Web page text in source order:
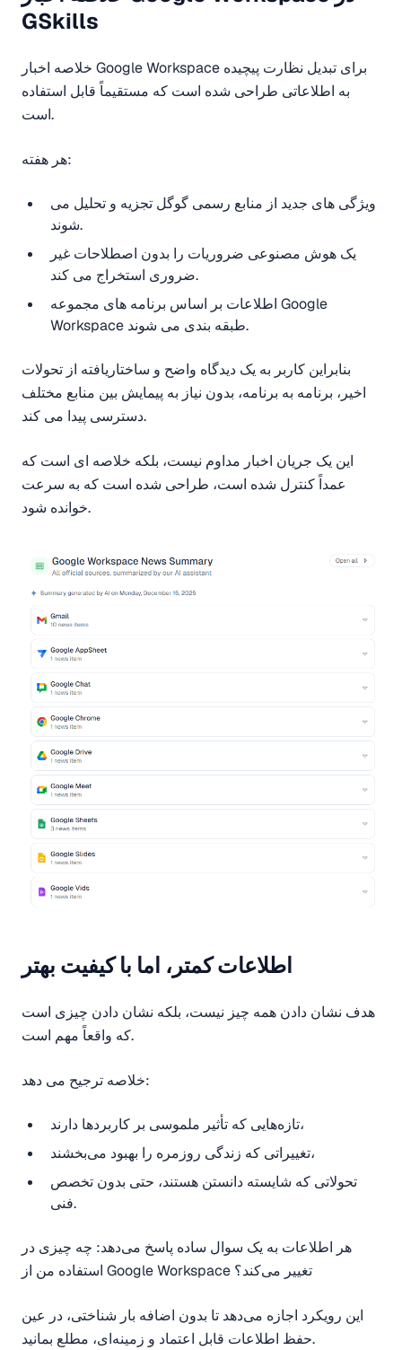
GSkills
خلاصه اخبار Google Workspace برای تبدیل نظارت پیچیده
به اطلاعاتی طراحی شده است که مستقیماً قابل استفاده
است.
هر هفته:
ویژگی های جدید از منابع رسمی گوگل تجزیه و تحلیل می
شوند.
یک هوش مصنوعی ضروریات را بدون اصطلاحات غیر
ضروری استخراج می کند.
اطلاعات بر اساس برنامه های مجموعه Google
Workspace طبقه بندی می شوند.
بنابراین کاربر به یک دیدگاه واضح و ساختاریافته از تحولات
اخیر، برنامه به برنامه، بدون نیاز به پیمایش بین منابع مختلف
دسترسی پیدا می کند.
این یک جریان اخبار مداوم نیست، بلکه خلاصه ای است که
عمداً کنترل شده است، طراحی شده است که به سرعت
خوانده شود.
اطلاعات کمتر، اما با کیفیت بهتر
هدف نشان دادن همه چیز نیست، بلکه نشان دادن چیزی است
که واقعاً مهم است.
خلاصه ترجیح می دهد:
تازه‌هایی که تأثیر ملموسی بر کاربردها دارند،
تغییراتی که زندگی روزمره را بهبود می‌بخشند،
تحولاتی که شایسته دانستن هستند، حتی بدون تخصص
فنی.
هر اطلاعات به یک سوال ساده پاسخ می‌دهد: چه چیزی در
استفاده من از Google Workspace تغییر می‌کند؟
این رویکرد اجازه می‌دهد تا بدون اضافه بار شناختی، در عین
حفظ اطلاعات قابل اعتماد و زمینه‌ای، مطلع بمانید.